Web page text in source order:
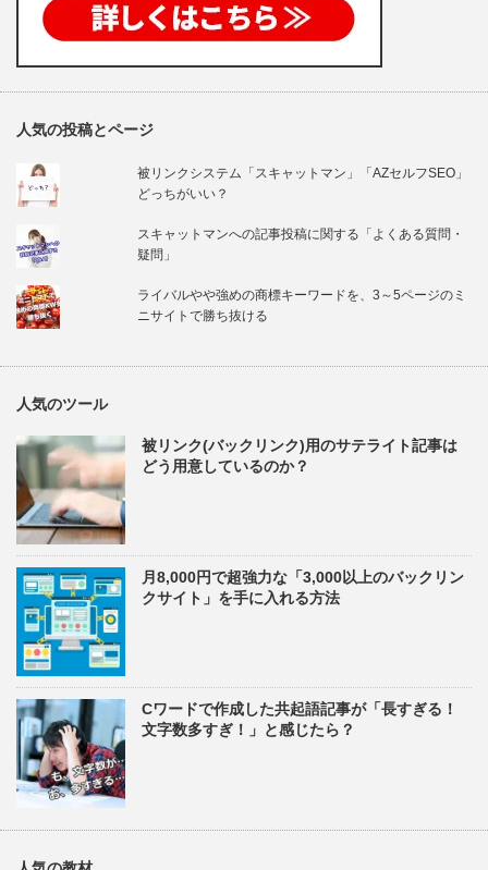
人気の投稿とページ
被リンクシステム「スキャットマン」「AZセルフSEO」
どっちがいい？
スキャットマンへの記事投稿に関する「よくある質問・
疑問」
ライバルやや強めの商標キーワードを、3～5ページのミ
ニサイトで勝ち抜ける
人気のツール
被リンク(バックリンク)用のサテライト記事は
どう用意しているのか？
月8,000円で超強力な「3,000以上のバックリン
クサイト」を手に入れる方法
Cワードで作成した共起語記事が「長すぎる！
文字数多すぎ！」と感じたら？